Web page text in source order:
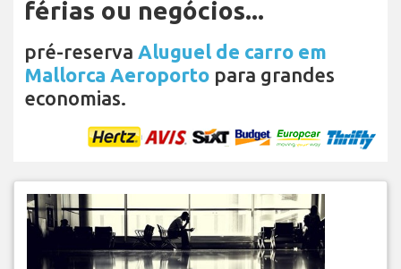
férias ou negócios...
pré-reserva Aluguel de carro em
Mallorca Aeroporto para grandes
economias.